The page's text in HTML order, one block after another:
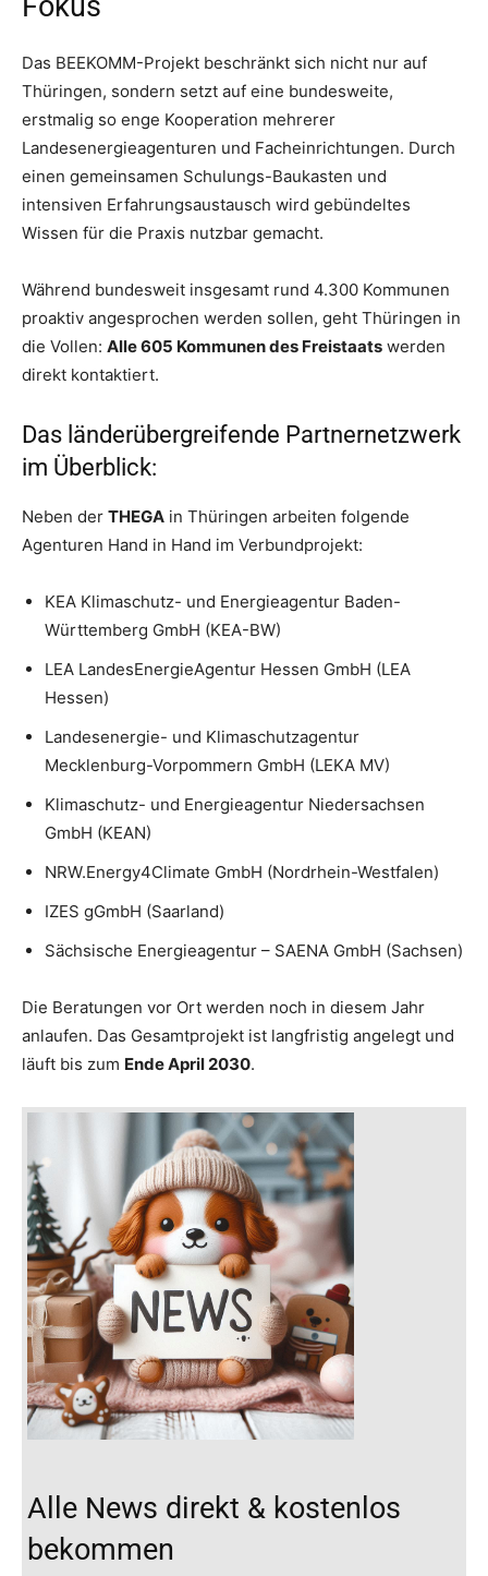
Das BEEKOMM-Projekt beschränkt sich nicht nur auf
Thüringen, sondern setzt auf eine bundesweite,
erstmalig so enge Kooperation mehrerer
Landesenergieagenturen und Facheinrichtungen. Durch
einen gemeinsamen Schulungs-Baukasten und
intensiven Erfahrungsaustausch wird gebündeltes
Wissen für die Praxis nutzbar gemacht.
Während bundesweit insgesamt rund 4.300 Kommunen
proaktiv angesprochen werden sollen, geht Thüringen in
die Vollen: Alle 605 Kommunen des Freistaats werden
direkt kontaktiert.
Das länderübergreifende Partnernetzwerk
im Überblick:
Neben der THEGA in Thüringen arbeiten folgende
Agenturen Hand in Hand im Verbundprojekt:
KEA Klimaschutz- und Energieagentur Baden-
Württemberg GmbH (KEA-BW)
LEA LandesEnergieAgentur Hessen GmbH (LEA
Hessen)
Landesenergie- und Klimaschutzagentur
Mecklenburg-Vorpommern GmbH (LEKA MV)
Klimaschutz- und Energieagentur Niedersachsen
GmbH (KEAN)
NRW.Energy4Climate GmbH (Nordrhein-Westfalen)
IZES gGmbH (Saarland)
Sächsische Energieagentur – SAENA GmbH (Sachsen)
Die Beratungen vor Ort werden noch in diesem Jahr
anlaufen. Das Gesamtprojekt ist langfristig angelegt und
läuft bis zum Ende April 2030.
Alle News direkt & kostenlos
bekommen